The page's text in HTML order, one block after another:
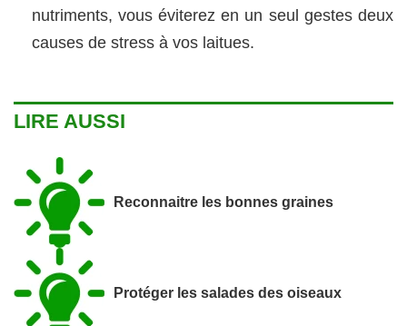
nutriments, vous éviterez en un seul gestes deux
causes de stress à vos laitues.
LIRE AUSSI
Reconnaitre les bonnes graines
Protéger les salades des oiseaux